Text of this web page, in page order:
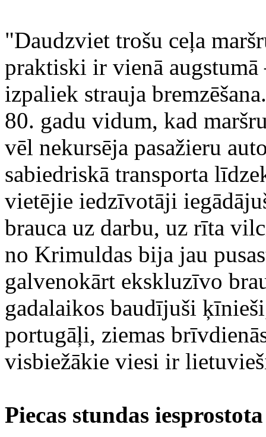
"Daudzviet trošu ceļa
praktiski ir vienā
izpaliek strauja
80. gadu vidum, kad
vēl nekursēja pasažieru
sabiedriskā transporta
vietējie iedzīvotāji
brauca uz darbu, uz rīta
no Krimuldas bija jau
galvenokārt ekskluzīvo
gadalaikos baudījuši
portugāļi, ziemas
visbiežākie viesi ir
Piecas stundas